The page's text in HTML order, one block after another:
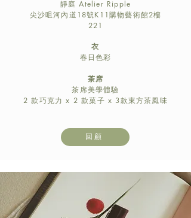
靜庭 Atelier Ripple
尖沙咀河內道18號K11購物藝術館2樓
221
衣
春日色彩
茶席
茶席美學體驗
2 款巧克力 x 2 款菓子 x 3款東方茶風味
回顧